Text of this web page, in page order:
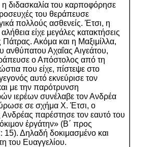
η διδασκαλία του καρποφόρησε
του θεράπευσε
πολλούς ασθενείς. Έτσι, η
αλήθεια είχε μεγάλες κατακτήσεις
Πάτρας. Ακόμα και η Μαξιμίλλα,
ανθύπατου Αχαΐας Αιγεάτου,
ο Απόστολος από τη
που είχε, πίστεψε στο
αυτό εκνεύρισε τον
με την παρότρυνση
ιερέων συνέλαβε τον Ανδρέα
σε σχήμα Χ. Έτσι, ο
παρέστησε τον εαυτό του
ἐργάτην» (Β΄ προς
15). Δηλαδή δοκιμασμένο και
του Ευαγγελίου.